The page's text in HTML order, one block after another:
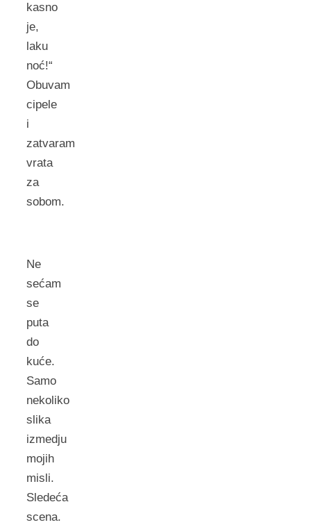
kasno
je,
laku
noć!“
Obuvam
cipele
i
zatvaram
vrata
za
sobom.
Ne
sećam
se
puta
do
kuće.
Samo
nekoliko
slika
izmedju
mojih
misli.
Sledeća
scena.